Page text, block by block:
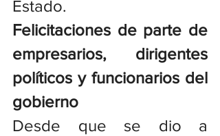
Estado.
Felicitaciones de parte de
empresarios, dirigentes
políticos y funcionarios del
gobierno
Desde que se dio a